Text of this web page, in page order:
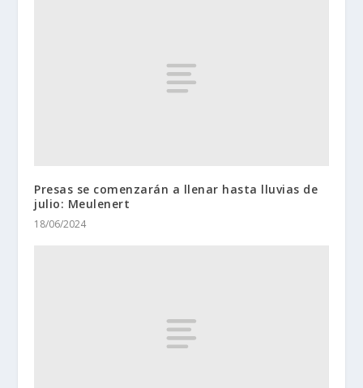
Presas se comenzarán a llenar hasta lluvias de
julio: Meulenert
18/06/2024